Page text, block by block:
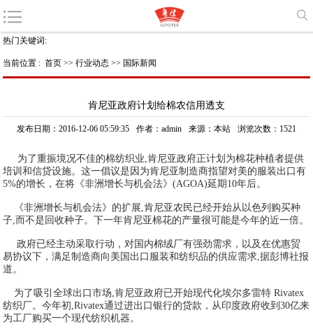
热门关键词:
当前位置 : 首页 >> 行业动态 >> 国际新闻
肯尼亚政府计划给棉农信用透支
发布日期：2016-12-06 05:59:35 作者：admin 来源：本站 浏览次数：1521
为了重振境况不佳的棉纺织业,肯尼亚政府正计划为棉花种植者提供
培训和信贷设施。这一倡议是因为肯尼亚制造商指望对美的服装出口有
5%的增长，在将《非洲增长与机会法》(AGOA)延期10年后。
《非洲增长与机会法》的扩展,肯尼亚农民已经开始从以色列购买种
子,而不是回收种子。下一年肯尼亚棉花的产量很可能是今年的近一倍。
政府已经主动采取行动，对国内棉绒厂有强劲需求，以及在优惠贸
易协议下，满足制造商向美国出口服装和纺织品的供应需求,据彭博社报
道。
为了吸引全球出口市场,肯尼亚政府已开始现代化埃尔多雷特 Rivatex
纺织厂。今年初,Rivatex通过进出口银行的贷款，从印度政府收到30亿来
为工厂购买一个现代纺织机器。